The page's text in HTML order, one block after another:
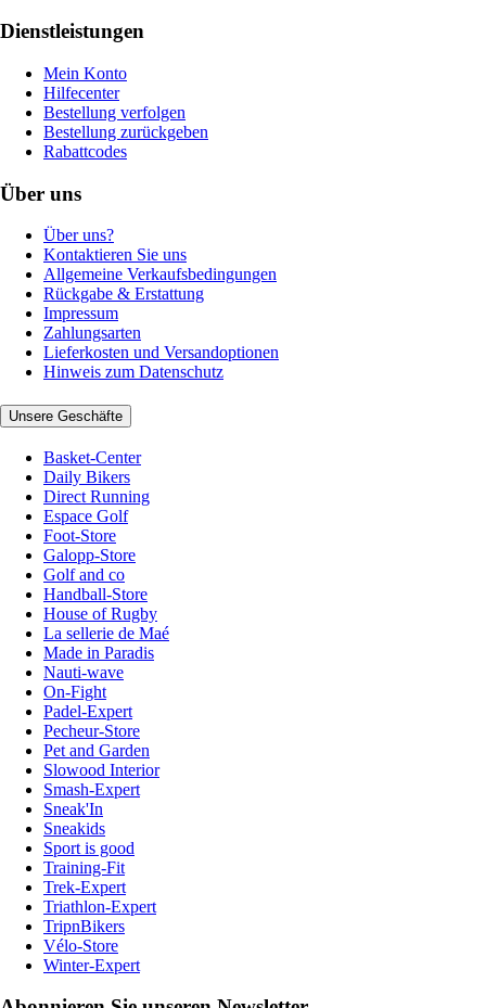
Dienstleistungen
Mein Konto
Hilfecenter
Bestellung verfolgen
Bestellung zurückgeben
Rabattcodes
Über uns
Über uns?
Kontaktieren Sie uns
Allgemeine Verkaufsbedingungen
Rückgabe & Erstattung
Impressum
Zahlungsarten
Lieferkosten und Versandoptionen
Hinweis zum Datenschutz
Unsere Geschäfte
Basket-Center
Daily Bikers
Direct Running
Espace Golf
Foot-Store
Galopp-Store
Golf and co
Handball-Store
House of Rugby
La sellerie de Maé
Made in Paradis
Nauti-wave
On-Fight
Padel-Expert
Pecheur-Store
Pet and Garden
Slowood Interior
Smash-Expert
Sneak'In
Sneakids
Sport is good
Training-Fit
Trek-Expert
Triathlon-Expert
TripnBikers
Vélo-Store
Winter-Expert